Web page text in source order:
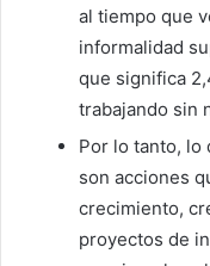
al tiempo que
informalidad
que significa
trabajando sin
Por lo tanto, lo
son acciones
crecimiento,
proyectos de